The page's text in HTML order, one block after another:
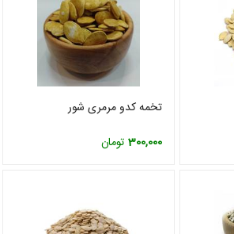
تخمه کدو مرمری شور
300,000 تومان